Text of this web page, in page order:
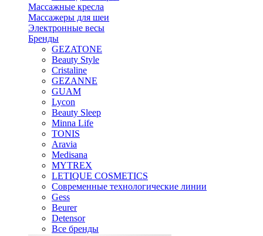
Массажные кресла
Массажеры для шеи
Электронные весы
Бренды
GEZATONE
Beauty Style
Cristaline
GEZANNE
GUAM
Lycon
Beauty Sleep
Minna Life
TONIS
Aravia
Medisana
MYTREX
LETIQUE COSMETICS
Современные технологические линии
Gess
Beurer
Detensor
Все бренды